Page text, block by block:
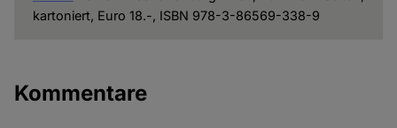
kartoniert, Euro 18.-, ISBN 978-3-86569-338-9
Kommentare